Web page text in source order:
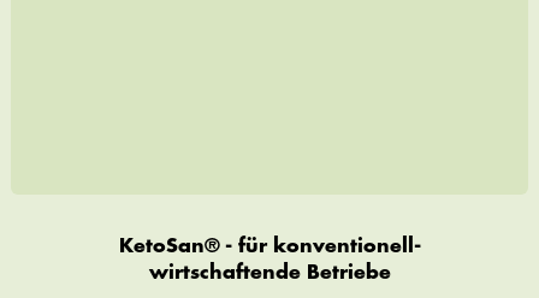
KetoSan® - für konventionell-
wirtschaftende Betriebe